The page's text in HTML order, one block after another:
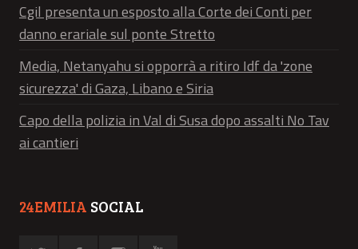
Cgil presenta un esposto alla Corte dei Conti per
danno erariale sul ponte Stretto
Media, Netanyahu si opporrà a ritiro Idf da 'zone
sicurezza' di Gaza, Libano e Siria
Capo della polizia in Val di Susa dopo assalti No Tav
ai cantieri
24EMILIA SOCIAL